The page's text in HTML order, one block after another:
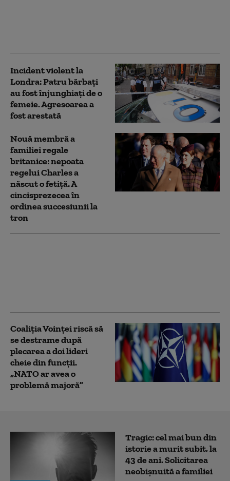
Incident violent la
Londra: Patru bărbaţi
au fost înjunghiaţi de o
femeie. Agresoarea a
fost arestată
Nouă membră a
familiei regale
britanice: nepoata
regelui Charles a
născut o fetiță. A
cincisprezecea în
ordinea succesiunii la
tron
Coaliția Voinței riscă să
se destrame după
plecarea a doi lideri
cheie din funcții.
„NATO ar avea o
problemă majoră”
Tragic: cel mai bun din
istorie a murit subit, la
43 de ani. Solicitarea
neobișnuită a familiei